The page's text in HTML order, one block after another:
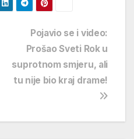
Pojavio se i video:
Prošao Sveti Rok u
suprotnom smjeru, ali
tu nije bio kraj drame!